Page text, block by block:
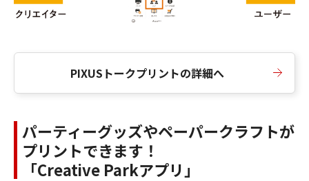
PIXUSトークプリントの詳細へ
パーティーグッズやペーパークラフトが
プリントできます！
「Creative Parkアプリ」